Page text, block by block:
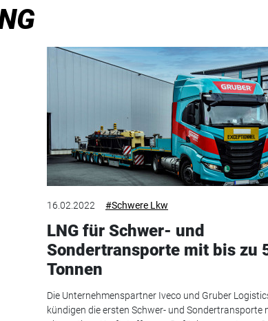
16.02.2022 #Schwere Lkw
LNG für Schwer- und
Sondertransporte mit bis zu
Tonnen
Die Unternehmenspartner Iveco und Gruber
kündigen die ersten Schwer- und Sondertransporte